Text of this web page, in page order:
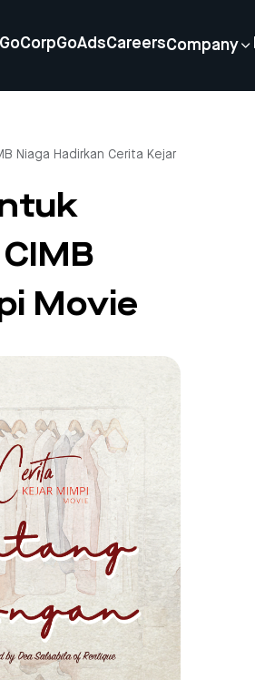
GoCorpGoAdsCareersCompany
Niaga Hadirkan Cerita Kejar
Movie